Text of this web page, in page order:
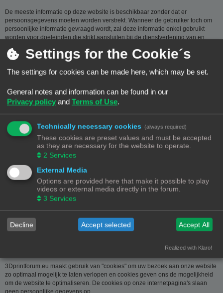
De meeste informatie op deze website is beschikbaar zonder dat er
persoonsgegevens moeten worden verstrekt. Wanneer de gebruiker toch om
persoonlijke informatie gevraagd wordt, zal deze informatie enkel gebruikt
worden voor doeleinden die strikt aansluiten bij de dienstverlening van en
registreren van een account dan wel op basis van haar gerechtvaardigd
belang om diensten te verlenen en u hiervoor te contacteren. De informatie
over u wordt u op verzoek meegedeeld. U kan deze, indien nodig, laten
contact link. Bent u het niet eens met de manier waarop 3DPrintforum.eu uw
gegevens verwerkt, kan u klacht indienen bij de
Gegevensbeschermingsautoriteit
(www.privacycommission.be
- Drukpersstraat 35 te 1000 Brussel). Meer
informatie over de manier waarop 3DPrintforum.eu omgaat met uw gegevens
vindt u in het algemeen beleid inzake gegevensbescherming. Door de
toegang tot en het gebruik van de website verklaart u zich uitdrukkelijk akkoord
met de volgende algemene voorwaarden:
Aansprakelijkheid
De op deze website beschikbaar gestelde informatie is met de grootste zorg
samengesteld. Uiteraard is deze informatie richtinggevend en door de
beknoptheid niet altijd volledig. Voor verdere en concrete uitleg kan u met
welke vorm dan ook die voortvloeit uit het gebruik van de aangeboden
informatie.
3Dprintforum.eu maakt gebruik van "cookies" om uw bezoek aan onze website
zo optimaal mogelijk te laten verlopen en cookies geven ons de mogelijkheid
om de website te optimaliseren. De cookies op onze internetpagina's slaan
geen persoonlijke gegevens op.
Settings for the Cookie´s
The settings for cookies can be made here, which may be set.
General notes and information can be found in our
Privacy policy and Terms of Use.
Technically necessary cookies (always required)
These cookies are preset values and must be accepted
as they are necessary for the website to operate.
2 Services
External Media
Options are provided here that make it possible to play
videos or external media directly in the forum.
3 Services
Decline Accept selected Accept All
Realized with Klaro!